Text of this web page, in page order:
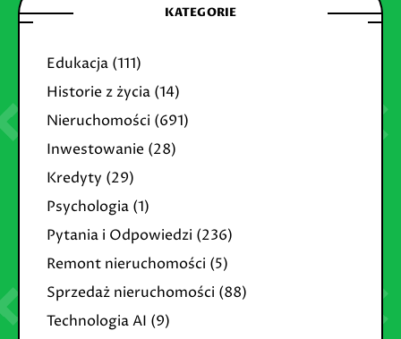
KATEGORIE
Edukacja (111)
Historie z życia (14)
Nieruchomości (691)
Inwestowanie (28)
Kredyty (29)
Psychologia (1)
Pytania i Odpowiedzi (236)
Remont nieruchomości (5)
Sprzedaż nieruchomości (88)
Technologia AI (9)